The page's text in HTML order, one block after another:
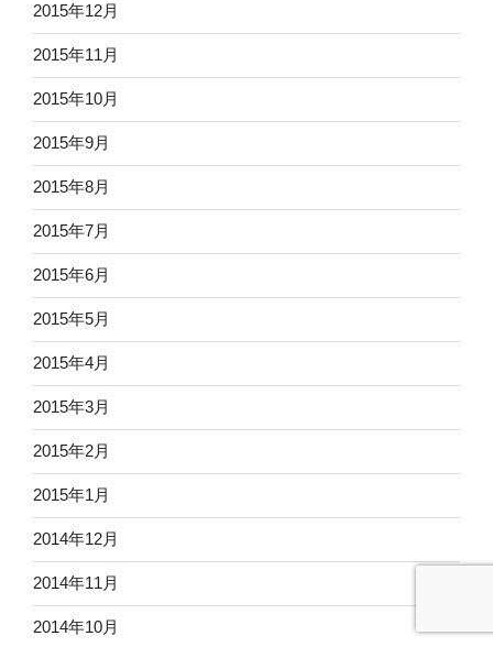
2015年12月
2015年11月
2015年10月
2015年9月
2015年8月
2015年7月
2015年6月
2015年5月
2015年4月
2015年3月
2015年2月
2015年1月
2014年12月
2014年11月
2014年10月